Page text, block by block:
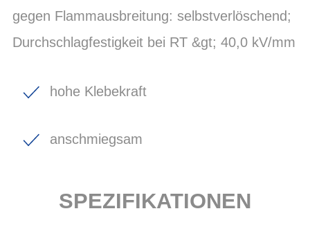
gegen Flammausbreitung: selbstverlöschend;
Durchschlagfestigkeit bei RT &gt; 40,0 kV/mm
hohe Klebekraft
anschmiegsam
SPEZIFIKATIONEN